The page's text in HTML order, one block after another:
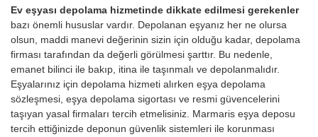
Ev eşyası depolama hizmetinde dikkate edilmesi gerekenler
bazı önemli hususlar vardır. Depolanan eşyanız her ne olursa
olsun, maddi manevi değerinin sizin için olduğu kadar, depolama
firması tarafından da değerli görülmesi şarttır. Bu nedenle,
emanet bilinci ile bakıp, itina ile taşınmalı ve depolanmalıdır.
Eşyalarınız için depolama hizmeti alırken eşya depolama
sözleşmesi, eşya depolama sigortası ve resmi güvencelerini
taşıyan yasal firmaları tercih etmelisiniz. Marmaris eşya deposu
tercih ettiğinizde deponun güvenlik sistemleri ile korunması